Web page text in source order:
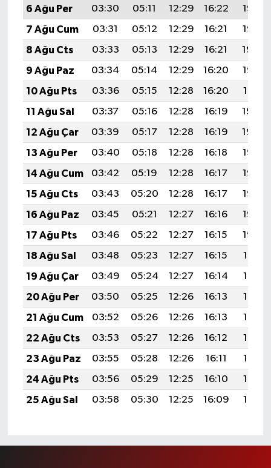
6 Ağu Per
03:30 05:11 12:29 16:22
19:36
7 Ağu Cum
03:31 05:12 12:29 16:21
19:35
8 Ağu Cts
03:33 05:13 12:29 16:21
19:34
9 Ağu Paz
03:34 05:14 12:29 16:20
19:33
10 Ağu Pts
03:36 05:15 12:28 16:20
19:31
11 Ağu Sal
03:37 05:16 12:28 16:19
19:30
12 Ağu Çar
03:39 05:17 12:28 16:19
19:29
13 Ağu Per
03:40 05:18 12:28 16:18
19:28
14 Ağu Cum
03:42 05:19 12:28 16:17
19:26
15 Ağu Cts
03:43 05:20 12:28 16:17
19:25
16 Ağu Paz
03:45 05:21 12:27 16:16
19:23
17 Ağu Pts
03:46 05:22 12:27 16:15
19:22
18 Ağu Sal
03:48 05:23 12:27 16:15
19:21
19 Ağu Çar
03:49 05:24 12:27 16:14
19:19
20 Ağu Per
03:50 05:25 12:26 16:13
19:18
21 Ağu Cum
03:52 05:26 12:26 16:13
19:16
22 Ağu Cts
03:53 05:27 12:26 16:12
19:15
23 Ağu Paz
03:55 05:28 12:26 16:11
19:13
24 Ağu Pts
03:56 05:29 12:25 16:10
19:12
25 Ağu Sal
03:58 05:30 12:25 16:09 19:10